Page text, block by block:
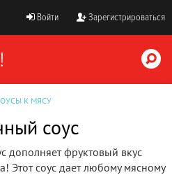
Войти Зарегистрироваться
К МЯСУ
соус
дополняет фруктовый вкус
Этот соус дает любому мясному